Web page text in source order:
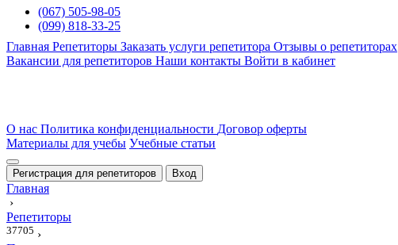
(067) 505-98-05
(099) 818-33-25
Главная Репетиторы Заказать услуги репетитора Отзывы о репетиторах
Вакансии для репетиторов Наши контакты Войти в кабинет
О нас Политика конфиденциальности Договор оферты
Материалы для учебы Учебные статьи
Регистрация для репетиторов Вход
Главная
›
Репетиторы
37705 ›